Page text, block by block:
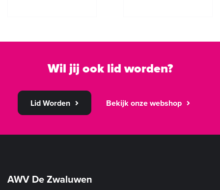
Wil jij ook lid worden?
Lid Worden Bekijk onze webshop
AWV De Zwaluwen